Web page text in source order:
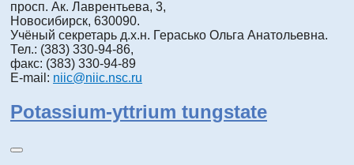
просп. Ак. Лаврентьева, 3,
Новосибирск, 630090.
Учёный секретарь д.х.н. Герасько Ольга Анатольевна.
Тел.: (383) 330-94-86,
факс: (383) 330-94-89
E-mail: niic@niic.nsc.ru
Potassium-yttrium tungstate